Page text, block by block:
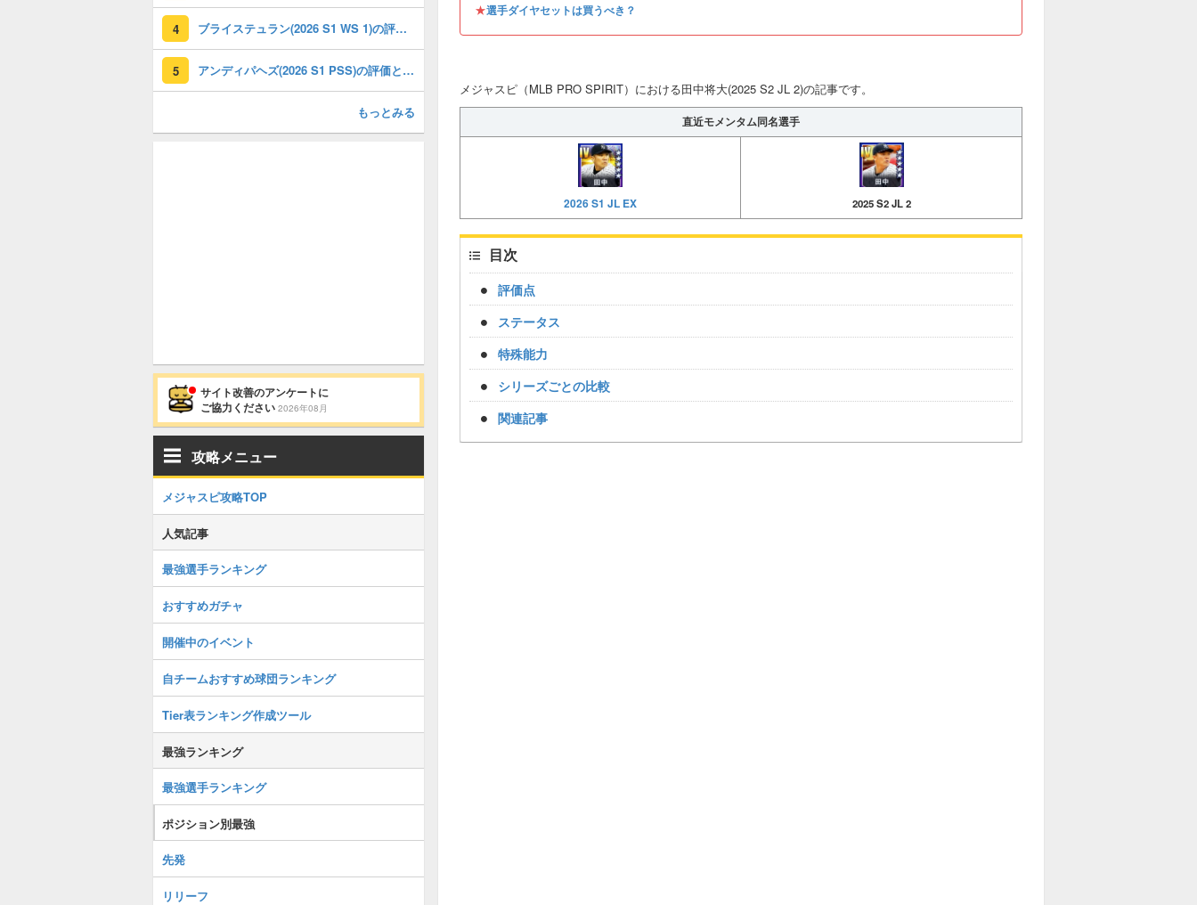
★選手ダイヤセットは買うべき？
メジャスピ（MLB PRO SPIRIT）における田中将大(2025 S2 JL 2)の記事です。
直近モメンタム同名選手
2026 S1 JL EX 2025 S2 JL 2
目次
評価点
ステータス
特殊能力
シリーズごとの比較
関連記事
4 ブライステュラン(2026 S1 WS 1)の評価とステータス
5 アンディパヘズ(2026 S1 PSS)の評価とステータス
もっとみる
サイト改善のアンケートに
ご協力ください 2026年08月
攻略メニュー
メジャスピ攻略TOP
人気記事
最強選手ランキング
おすすめガチャ
開催中のイベント
自チームおすすめ球団ランキング
Tier表ランキング作成ツール
最強ランキング
最強選手ランキング
ポジション別最強
先発
リリーフ